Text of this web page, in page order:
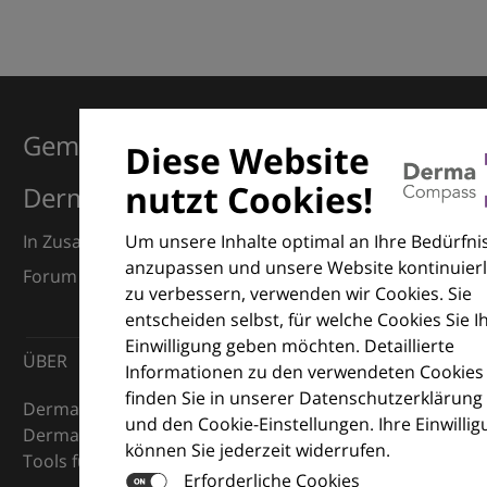
Diese Website
nutzt Cookies!
Um unsere Inhalte optimal an Ihre
anzupassen und unsere Website
zu verbessern, verwenden wir Cookies. Sie
entscheiden selbst, für welche Cookies Sie
Einwilligung geben möchten. Detaillierte
Informationen zu den verwendeten Cookies
finden Sie in unserer Datenschutzerklärung
und den Cookie-Einstellungen. Ihre
können Sie jederzeit widerrufen.
Erforderliche Cookies
Gemeinsam für Exzellenz in der
Dermatologie
In Zusammenarbeit mit dem European Dermatology
Forum (EDF) und Euroderm Excellence
ÜBER
DermaCompass ist Ihr digitaler Kompass für die
Dermatologie – mit Wissen, Bildern und praktischen
Tools für den klinischen Alltag.